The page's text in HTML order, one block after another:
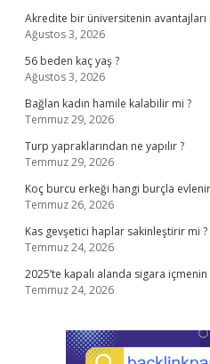
Akredite bir üniversitenin avantajları
Ağustos 3, 2026
56 beden kaç yaş ?
Ağustos 3, 2026
Bağlan kadın hamile kalabilir mi ?
Temmuz 29, 2026
Turp yapraklarından ne yapılır ?
Temmuz 29, 2026
Koç burcu erkeği hangi burçla
Temmuz 26, 2026
Kas gevşetici haplar sakinleştirir mi ?
Temmuz 24, 2026
2025’te kapalı alanda sigara içmenin
Temmuz 24, 2026